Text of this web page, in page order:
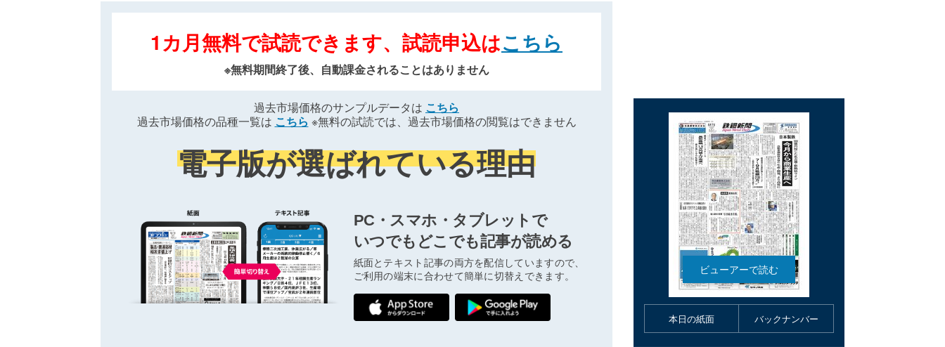
1カ月無料で試読できます、試読申込はこちら
※無料期間終了後、自動課金されることはありません
過去市場価格のサンプルデータは こちら
過去市場価格の品種一覧は こちら ※無料の試読では、過去市場価格の閲覧はできません
電子版が選ばれている理由
PC・スマホ・タブレットで
いつでもどこでも記事が読める
紙面とテキスト記事の両方を配信していますので、
ご利用の端末に合わせて簡単に切替えできます。
本日の紙面 バックナンバー